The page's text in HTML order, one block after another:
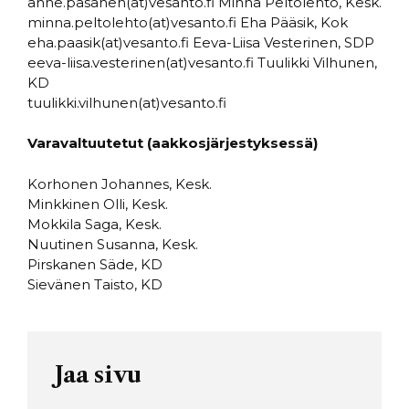
minna.peltolehto(at)vesanto.fi Eha Pääsik, Kok
eha.paasik(at)vesanto.fi Eeva-Liisa Vesterinen, SDP
eeva-liisa.vesterinen(at)vesanto.fi Tuulikki Vilhunen,
KD
tuulikki.vilhunen(at)vesanto.fi
Varavaltuutetut (aakkosjärjestyksessä)
Korhonen Johannes, Kesk.
Minkkinen Olli, Kesk.
Mokkila Saga, Kesk.
Nuutinen Susanna, Kesk.
Pirskanen Säde, KD
Sievänen Taisto, KD
Jaa sivu